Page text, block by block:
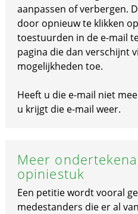
aanpassen of verbergen.
door opnieuw te klikken
toestuurden in de e-mail
pagina die dan verschijnt
mogelijkheden toe.
Heeft u die e-mail niet
u krijgt die e-mail weer.
Meer
opiniestuk
Een petitie wordt vooral
medestanders die er al